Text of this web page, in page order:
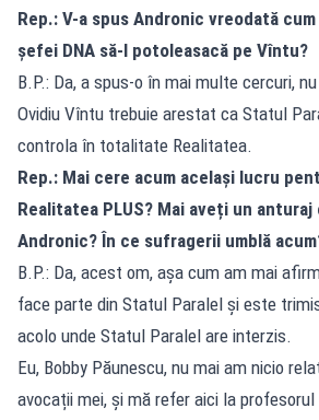
Rep.: V-a spus Andronic vreodată
șefei DNA să-l potoleasacă pe Vîntu?
B.P.: Da, a spus-o în mai multe cercuri,
Ovidiu Vîntu trebuie arestat ca Statul
controla în totalitate Realitatea.
Rep.: Mai cere acum același lucru
Realitatea PLUS? Mai aveți un anturaj
Andronic? În ce sufragerii umblă
B.P.: Da, acest om, așa cum am mai
face parte din Statul Paralel și este
acolo unde Statul Paralel are interzis.
Eu, Bobby Păunescu, nu mai am nicio
avocații mei, și mă refer aici la profesorul